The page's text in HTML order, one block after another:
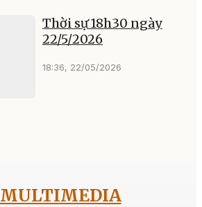
Thời sự 18h30 ngày
22/5/2026
18:36, 22/05/2026
MULTIMEDIA